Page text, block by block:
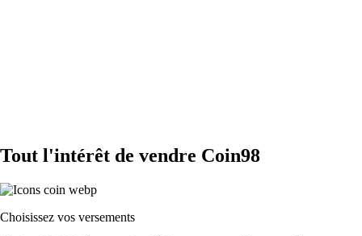
Tout l'intérêt de vendre Coin98
Choisissez vos versements